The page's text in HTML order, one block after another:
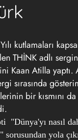
kutlamaları
THİNK adlı
Kaan Atilla yaptı.
sırasında
bir kısmını
"Dünya'yı nasıl
sorusundan yola